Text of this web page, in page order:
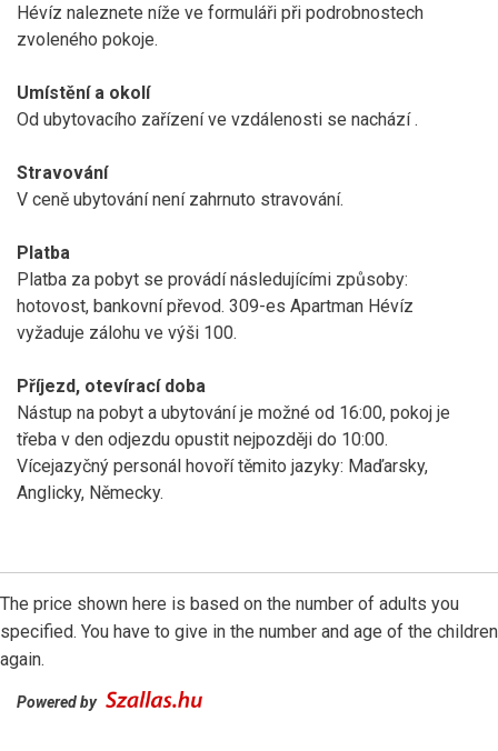
Hévíz naleznete níže ve formuláři při podrobnostech
zvoleného pokoje.
Umístění a okolí
Od ubytovacího zařízení ve vzdálenosti se nachází .
Stravování
V ceně ubytování není zahrnuto stravování.
Platba
Platba za pobyt se provádí následujícími způsoby:
hotovost, bankovní převod. 309-es Apartman Hévíz
vyžaduje zálohu ve výši 100.
Příjezd, otevírací doba
Nástup na pobyt a ubytování je možné od 16:00, pokoj je
třeba v den odjezdu opustit nejpozději do 10:00.
Vícejazyčný personál hovoří těmito jazyky: Maďarsky,
Anglicky, Německy.
The price shown here is based on the number of adults you
specified. You have to give in the number and age of the children
again.
Powered by